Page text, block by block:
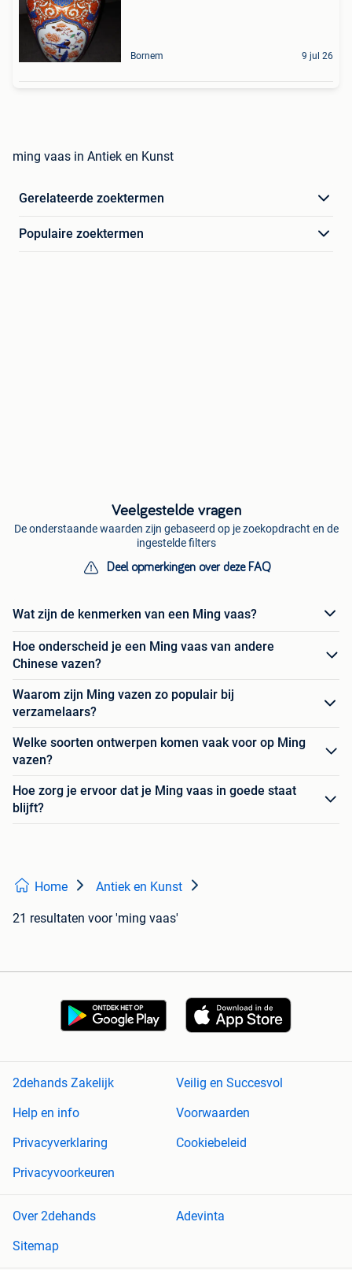
Bornem 9 jul 26
ming vaas in Antiek en Kunst
Gerelateerde zoektermen
Populaire zoektermen
Veelgestelde vragen
De onderstaande waarden zijn gebaseerd op je zoekopdracht en de
ingestelde filters
Deel opmerkingen over deze FAQ
Wat zijn de kenmerken van een Ming vaas?
Hoe onderscheid je een Ming vaas van andere
Chinese vazen?
Waarom zijn Ming vazen zo populair bij
verzamelaars?
Welke soorten ontwerpen komen vaak voor op Ming
vazen?
Hoe zorg je ervoor dat je Ming vaas in goede staat
blijft?
Home Antiek en Kunst
21 resultaten voor 'ming vaas'
2dehands Zakelijk
Veilig en Succesvol
Help en info
Voorwaarden
Privacyverklaring
Cookiebeleid
Privacyvoorkeuren
Over 2dehands
Adevinta
Sitemap